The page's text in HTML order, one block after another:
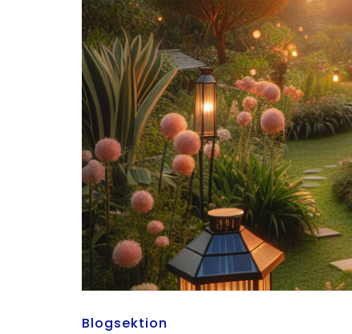
Blogsektion